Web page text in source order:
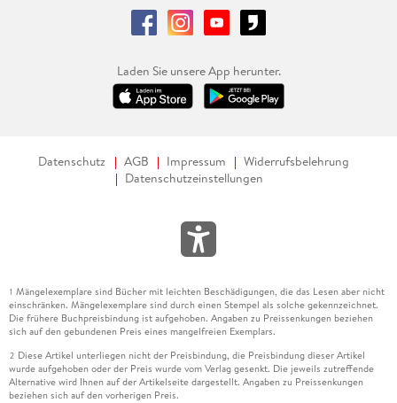
Laden Sie unsere App herunter.
Datenschutz AGB Impressum
Widerrufsbelehrung
Datenschutzeinstellungen
1 Mängelexemplare sind Bücher mit leichten Beschädigungen, die das Lesen aber nicht
einschränken. Mängelexemplare sind durch einen Stempel als solche gekennzeichnet.
Die frühere Buchpreisbindung ist aufgehoben. Angaben zu Preissenkungen beziehen
sich auf den gebundenen Preis eines mangelfreien Exemplars.
2 Diese Artikel unterliegen nicht der Preisbindung, die Preisbindung dieser Artikel
wurde aufgehoben oder der Preis wurde vom Verlag gesenkt. Die jeweils zutreffende
Alternative wird Ihnen auf der Artikelseite dargestellt. Angaben zu Preissenkungen
beziehen sich auf den vorherigen Preis.